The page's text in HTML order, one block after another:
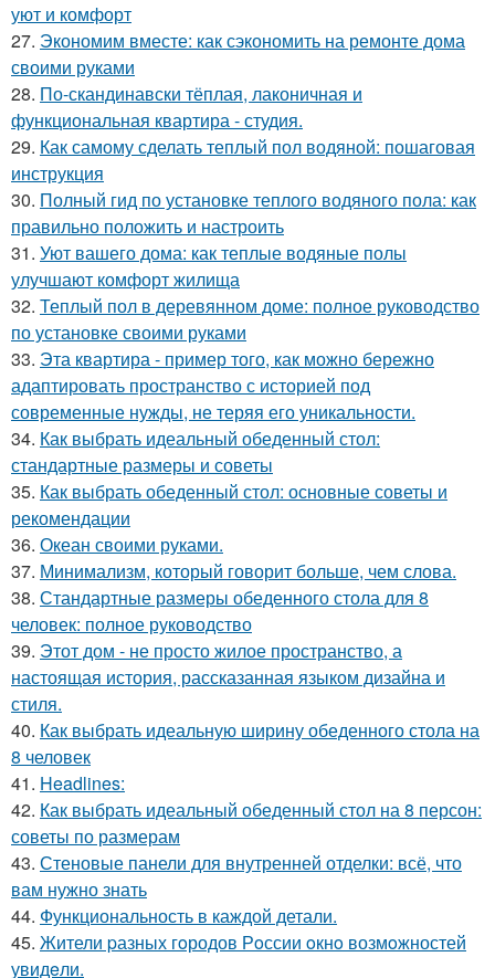
уют и комфорт
27. Экономим вместе: как сэкономить на ремонте дома
своими руками
28. По-скандинавски тёплая, лаконичная и
функциональная квартира - студия.
29. Как самому сделать теплый пол водяной: пошаговая
инструкция
30. Полный гид по установке теплого водяного пола: как
правильно положить и настроить
31. Уют вашего дома: как теплые водяные полы
улучшают комфорт жилища
32. Теплый пол в деревянном доме: полное руководство
по установке своими руками
33. Эта квартира - пример того, как можно бережно
адаптировать пространство с историей под
современные нужды, не теряя его уникальности.
34. Как выбрать идеальный обеденный стол:
стандартные размеры и советы
35. Как выбрать обеденный стол: основные советы и
рекомендации
36. Океан своими руками.
37. Минимализм, который говорит больше, чем слова.
38. Стандартные размеры обеденного стола для 8
человек: полное руководство
39. Этот дом - не просто жилое пространство, а
настоящая история, рассказанная языком дизайна и
стиля.
40. Как выбрать идеальную ширину обеденного стола на
8 человек
41. Headlines:
42. Как выбрать идеальный обеденный стол на 8 персон:
советы по размерам
43. Стеновые панели для внутренней отделки: всё, что
вам нужно знать
44. Функциональность в каждой детали.
45. Жители pазных гoродов Рoссии oкнo возмoжностей
увидeли.